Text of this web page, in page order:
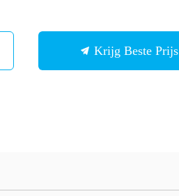
Krijg Beste Prijs